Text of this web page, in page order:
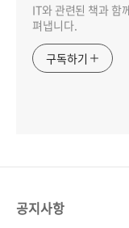
IT와 관련된 책과 함
펴냅니다.
구독하기
공지사항